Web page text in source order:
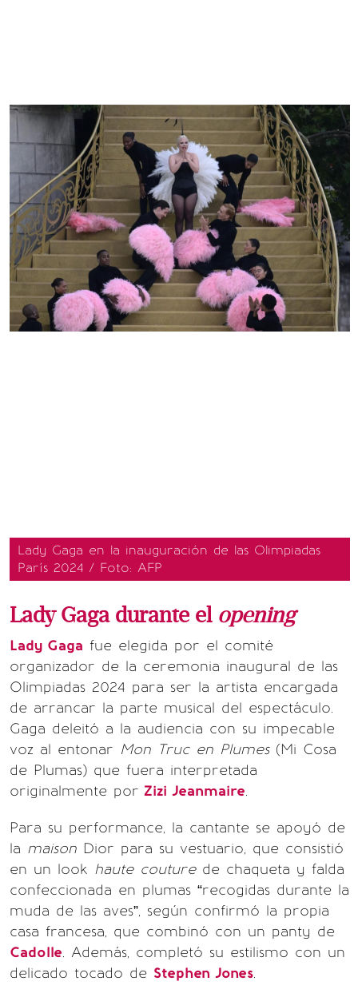
Lady Gaga en la inauguración de las Olimpiadas
París 2024 / Foto: AFP
Lady Gaga durante el opening
Lady Gaga fue elegida por el comité
organizador de la ceremonia inaugural de las
Olimpiadas 2024 para ser la artista encargada
de arrancar la parte musical del espectáculo.
Gaga deleitó a la audiencia con su impecable
voz al entonar Mon Truc en Plumes(Mi Cosa
de Plumas) que fuera interpretada
originalmente por Zizi Jeanmaire.
Para su performance, la cantante se apoyó de
la maison Dior para su vestuario, que consistió
en un look haute couturede chaqueta y falda
confeccionada en plumas “recogidas durante la
muda de las aves”, según confirmó la propia
casa francesa, que combinó con un panty de
Cadolle. Además, completó su estilismo con un
delicado tocado de Stephen Jones.